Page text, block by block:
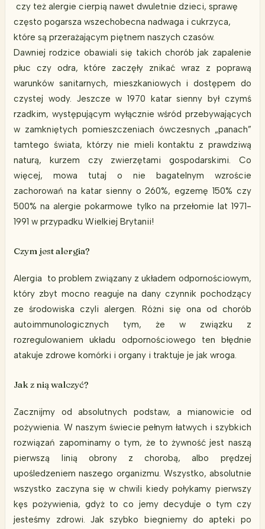
czy też alergie cierpią nawet dwuletnie dzieci, sprawę
często pogarsza wszechobecna nadwaga i cukrzyca,
które są przerażającym piętnem naszych czasów.
Dawniej rodzice obawiali się takich chorób jak zapalenie
płuc czy odra, które zaczęły znikać wraz z poprawą
warunków sanitarnych, mieszkaniowych i dostępem do
czystej wody. Jeszcze w 1970 katar sienny był czymś
rzadkim, występującym wyłącznie wśród przebywających
w zamkniętych pomieszczeniach ówczesnych „panach”
tamtego świata, którzy nie mieli kontaktu z prawdziwą
naturą, kurzem czy zwierzętami gospodarskimi. Co
więcej, mowa tutaj o nie bagatelnym wzroście
zachorowań na katar sienny o 260%, egzemę 150% czy
500% na alergie pokarmowe tylko na przełomie lat 1971-
1991 w przypadku Wielkiej Brytanii!
Czym jest alergia?
Alergia to problem związany z układem odpornościowym,
który zbyt mocno reaguje na dany czynnik pochodzący
ze środowiska czyli alergen. Różni się ona od chorób
autoimmunologicznych tym, że w związku z
rozregulowaniem układu odpornościowego ten błędnie
atakuje zdrowe komórki i organy i traktuje je jak wroga.
Jak z nią walczyć?
Zacznijmy od absolutnych podstaw, a mianowicie od
pożywienia. W naszym świecie pełnym łatwych i szybkich
rozwiązań zapominamy o tym, że to żywność jest naszą
pierwszą linią obrony z chorobą, albo prędzej
upośledzeniem naszego organizmu. Wszystko, absolutnie
wszystko zaczyna się w chwili kiedy połykamy pierwszy
kęs pożywienia, gdyż to co jemy decyduje o tym czy
jesteśmy zdrowi. Jak szybko biegniemy do apteki po